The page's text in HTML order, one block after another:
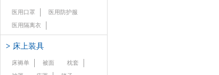
医用口罩
医用防护服
医用隔离衣
> 床上装具
床褥单 被面
枕套